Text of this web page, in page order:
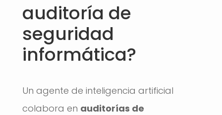
auditoría de
seguridad
informática?
Un agente de inteligencia artificial
colabora en auditorías de